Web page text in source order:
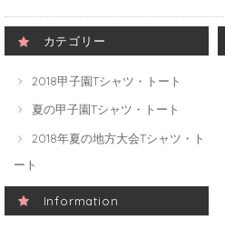
カテゴリー
2018甲子園Tシャツ・トート
夏の甲子園Tシャツ・トート
2018年夏の地方大会Tシャツ・ト
ート
Information